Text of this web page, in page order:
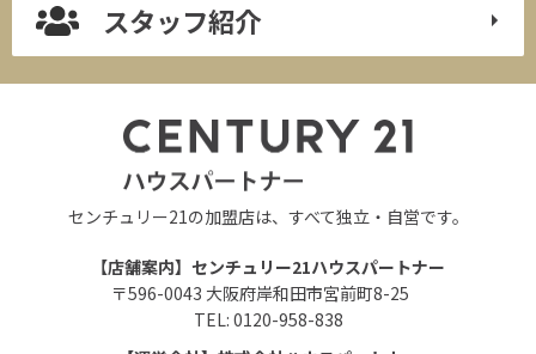
スタッフ紹介
センチュリー21の加盟店は、すべて独立・自営です。
【店舗案内】センチュリー21ハウスパートナー
〒596-0043 大阪府岸和田市宮前町8-25
TEL: 0120-958-838